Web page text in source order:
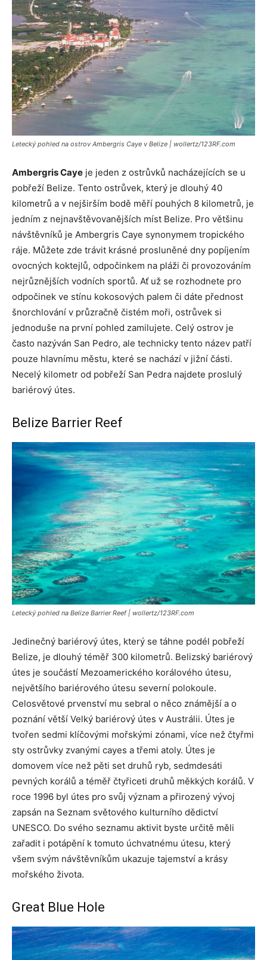
Letecký pohled na ostrov Ambergris Caye v Belize | wollertz/123RF.com
Ambergris Caye je jeden z ostrůvků nacházejících se u
pobřeží Belize. Tento ostrůvek, který je dlouhý 40
kilometrů a v nejširším bodě měří pouhých 8 kilometrů, je
jedním z nejnavštěvovanějších míst Belize. Pro většinu
návštěvníků je Ambergris Caye synonymem tropického
ráje. Můžete zde trávit krásné prosluněné dny popíjením
ovocných koktejlů, odpočinkem na pláži či provozováním
nejrůznějších vodních sportů. Ať už se rozhodnete pro
odpočinek ve stínu kokosových palem či dáte přednost
šnorchlování v průzračně čistém moři, ostrůvek si
jednoduše na první pohled zamilujete. Celý ostrov je
často nazýván San Pedro, ale technicky tento název patří
pouze hlavnímu městu, které se nachází v jižní části.
Necelý kilometr od pobřeží San Pedra najdete proslulý
bariérový útes.
Belize Barrier Reef
Letecký pohled na Belize Barrier Reef | wollertz/123RF.com
Jedinečný bariérový útes, který se táhne podél pobřeží
Belize, je dlouhý téměř 300 kilometrů. Belizský bariérový
útes je součástí Mezoamerického korálového útesu,
největšího bariérového útesu severní polokoule.
Celosvětové prvenství mu sebral o něco známější a o
poznání větší Velký bariérový útes v Austrálii. Útes je
tvořen sedmi klíčovými mořskými zónami, více než čtyřmi
sty ostrůvky zvanými cayes a třemi atoly. Útes je
domovem více než pěti set druhů ryb, sedmdesáti
pevných korálů a téměř čtyřiceti druhů měkkých korálů. V
roce 1996 byl útes pro svůj význam a přirozený vývoj
zapsán na Seznam světového kulturního dědictví
UNESCO. Do svého seznamu aktivit byste určitě měli
zařadit i potápění k tomuto úchvatnému útesu, který
všem svým návštěvníkům ukazuje tajemství a krásy
mořského života.
Great Blue Hole